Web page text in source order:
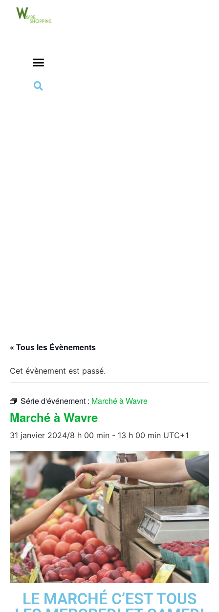
« Tous les Évènements
Cet évènement est passé.
Série d'événement : Marché à Wavre
Marché à Wavre
31 janvier 2024/8 h 00 min - 13 h 00 min UTC+1
LE MARCHÉ C’EST TOUS